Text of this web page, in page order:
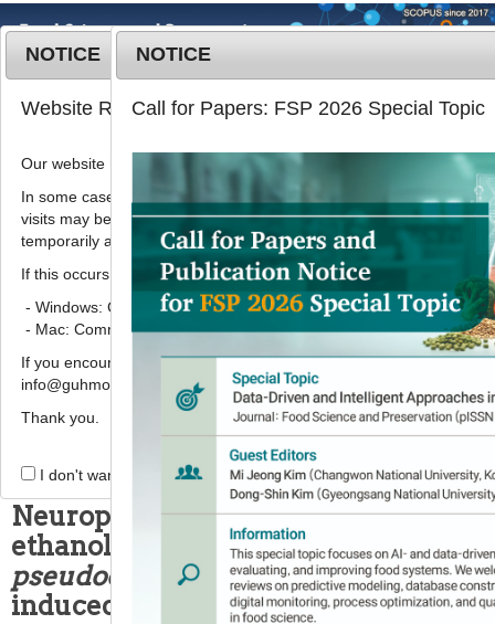
T
o
g
l
e
v
i
g
t
o
MENU
Food Sci. Preserv. 32(2 344
357
pISSN: 3022-5477, eISSN: 3022-5485
DOI:https://doi.org/10.11002/fsp.2025.32.2.344
Research Article
노각나무(
Stewartia
pseudocamellia) 잎 에탄올 추출물의
H2O2유도 산화 스트레스에 대한 뇌신
경 세포 보호 효과
,김인영 ,최혜지 ,주영현 ,나
화랑
,허호진
Neuroprotective effect of
ethanolic extract fromStewartia
pseudocamellia
leaves on H2O2-
induced oxidative stress
NOTICE
Website Renewal Notice
Our website has recently been renewed.
In some cases, images, CSS files, or other settings saved in your
visits may be reused instead of downloading the latest files. As a
temporarily appear incorrectly or may not display properly.
If this occurs, please perform a hard refresh.
- Windows: Ctrl + F5
- Mac: Command + Shift + R
If you encounter any errors or difficulties while using the website,
info@guhmok.com.
Thank you.
I don't want to open this window for a day.
NOTICE
Call for Papers: FSP 2026 Special Topic